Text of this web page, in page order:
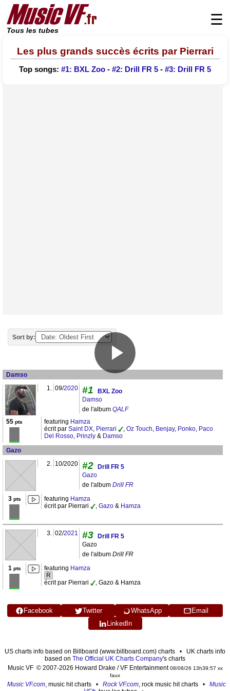
Tous les tubes
☰
Les plus grands succès écrits par Pierrari
Top songs: #1: BXL Zoo - #2: Drill FR 5 - #3: Drill FR 5
Sort by:
Damso
1. 09/2020 #1
BXL Zoo
Damso
de l'album QALF
55 pts featuring Hamza
écrit par Saint DX, Pierrari , Oz Touch, Benjay, Ponko, Paco
Del Rosso, Prinzly & Damso
Gazo
2. 10/2020 #2
Drill FR 5
Gazo
de l'album Drill FR
3pts featuring Hamza
écrit par Pierrari
, Gazo & Hamza
3. 02/2021 #3
Drill FR 5
Gazo
de l'album Drill FR
1 pts featuring Hamza
R
écrit par Pierrari
, Gazo & Hamza
Facebook Twitter WhatsApp
Email
LinkedIn
US charts info based on Billboard (www.billboard.com) charts • UK charts info
based on The Official UK Charts Company's charts
Music VF © 2007-2026 Howard Drake / VF Entertainment08/08/26 13h39:57 xx
faux
Music VF.com, music hit charts • Rock VF.com, rock music hit charts • Music